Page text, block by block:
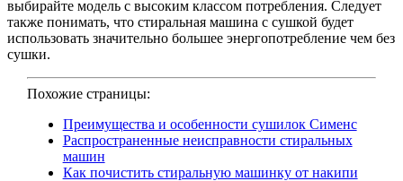
выбирайте модель с высоким классом потребления. Следует
также понимать, что стиральная машина с сушкой будет
использовать значительно большее энергопотребление чем без
сушки.
Похожие страницы:
Преимущества и особенности сушилок Сименс
Распространенные неисправности стиральных
машин
Как почистить стиральную машинку от накипи